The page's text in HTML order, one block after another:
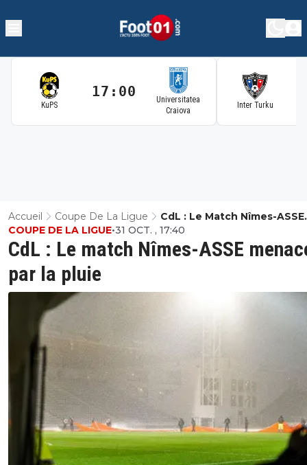
KuPS
17:00
Universitatea
Craiova
Inter Turku
Accueil Coupe De La Ligue
CdL : Le Match Nîmes-ASSE
Menacé Par La Pluie
CdL : Le match Nîmes-ASSE
par la pluie
COUPE DE LA LIGUE•31 OCT. , 17:40